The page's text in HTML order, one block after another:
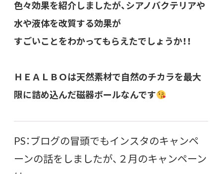
色々効果を紹介しましたが、シアノバクテリアや
水や液体を改質する効果が
すごいことをわかってもらえたでしょうか！！
ＨＥＡＬＢＯは天然素材で自然のチカラを最大
限に詰め込んだ磁器ボールなんです
PS：ブログの冒頭でもインスタのキャンペ
ーンの話をしましたが、２月のキャンペーン